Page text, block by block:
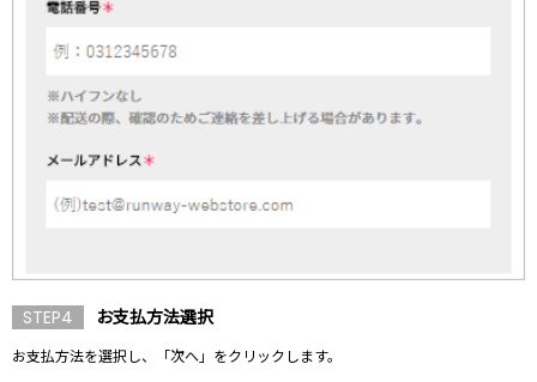
STEP4 お支払方法選択
お支払方法を選択し、「次へ」をクリックします。